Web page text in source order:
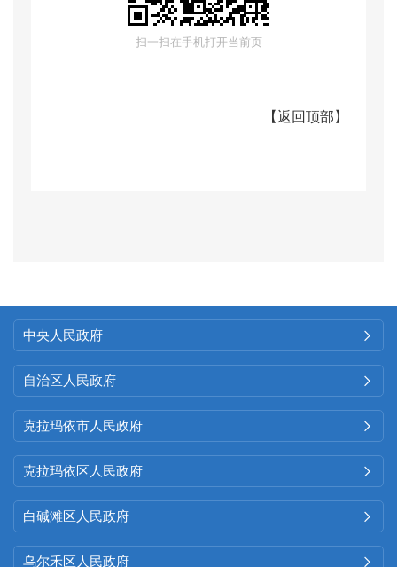
及时更新政策文件、监督检查、
工作开展等信息，确保栏目每月
全面排查已发布信息，严格落
没有发生有关政府信息公开收费
的情况。
（三）因政府信息公开申请
行政复议、提起行政诉讼的情况
全年没有因政府信息公开申
请行政复议和提起行政诉讼的情
况。
扫一扫在手机打开当前页
【返回顶部 】
中央人民政府 
自治区人民政府 
克拉玛依市人民政府 
克拉玛依区人民政府 
白碱滩区人民政府 
乌尔禾区人民政府 